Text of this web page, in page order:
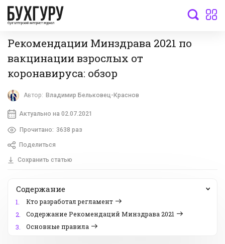
бухгалтерский интернет-журнал
Рекомендации Минздрава 2021 по
вакцинации взрослых от
коронавируса: обзор
Автор: Владимир Бельковец-Краснов
Актуально на 02.07.2021
Прочитано: 3638 раз
Поделиться
Сохранить статью
Содержание
1.
Кто разработал регламент
2.
Содержание Рекомендаций Минздрава 2021
3.
Основные правила